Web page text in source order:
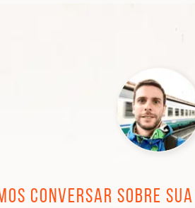
conversar sobre